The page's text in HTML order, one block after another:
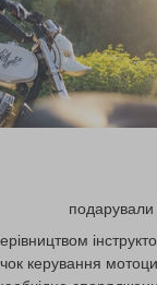
подарували
керування